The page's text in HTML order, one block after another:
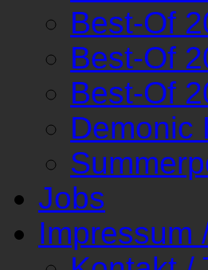
Best-Of
Best-Of
Best-Of
Demonic
Jobs
Impressum